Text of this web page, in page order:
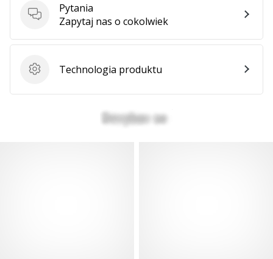
Pytania
Pytania
Zapytaj nas o cokolwiek
Technologia produktu
Technologia produktu